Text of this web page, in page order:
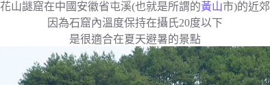
花山謎窟在中國安徽省屯溪(也就是所謂的黃山市)的近郊
因為石窟內溫度保持在攝氏20度以下
是很適合在夏天避暑的景點